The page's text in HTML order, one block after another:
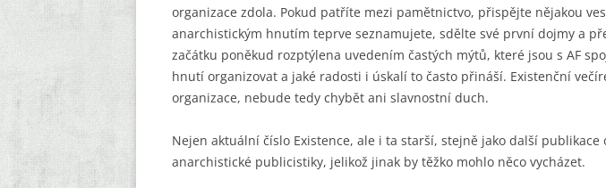
KAPESNÍ BROŽURY
EDICE POEZIE
KOMIKSOVÁ EDICE
organizace zdola. Pokud patříte mezi pamětnictvo, přispějte nějakou
anarchistickým hnutím teprve seznamujete, sdělte své první dojmy a
začátku poněkud rozptýlena uvedením častých mýtů, které jsou s AF
hnutí organizovat a jaké radosti i úskalí to často přináší. Existenční
organizace, nebude tedy chybět ani slavnostní duch.
Nejen aktuální číslo Existence, ale i ta starší, stejně jako další
anarchistické publicistiky, jelikož jinak by těžko mohlo něco vycházet.